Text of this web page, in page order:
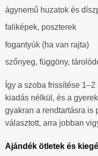
ágynemű huzatok és
faliképek, poszterek
fogantyúk (ha van rajta)
szőnyeg, függöny,
Így a szoba frissítése
kiadás nélkül, és a
gyakran a rendtartásra is
választott, arra jobban
Ajándék ötletek és